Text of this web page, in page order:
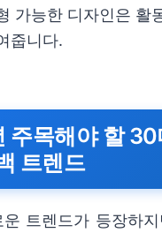
가능한 디자인은 활
줍니다.
주목해야 할 30
트렌드
트렌드가 등장하